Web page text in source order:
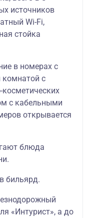
источников
Wi-Fi,
стойка
в номерах с
комнатой с
с кабельными
открывается
блюда
бильярд.
«Интурист», а до